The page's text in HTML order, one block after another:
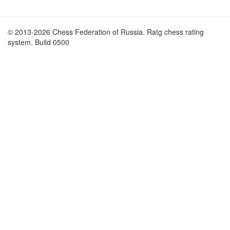
© 2013-2026 Chess Federation of Russia. Ratg chess rating
system. Build 0500